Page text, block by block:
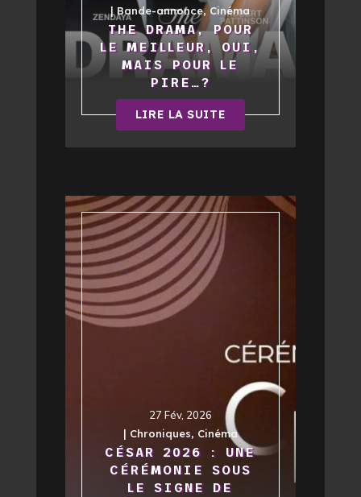
| Bande-annonce,Cinéma
THE DRAMA, POUR
LE MEILLEUR, OUI,
MAIS POUR LE
PIRE…?
LIRE LA SUITE
27 Fév, 2026
| Chroniques, Cinéma
CÉSAR 2026 : UNE
CÉRÉMONIE SOUS
LE SIGNE DE